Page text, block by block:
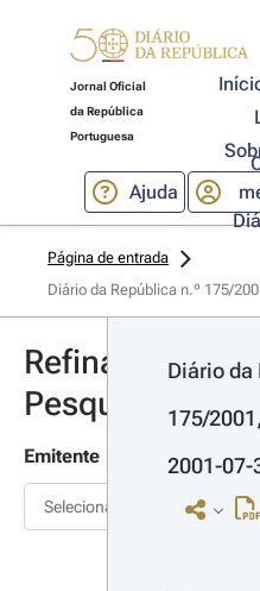
Jornal Oficial
da República
Portuguesa
Ajuda
Página de entrada
Diário da República n.º 175/
Refinar
Pesquisa
Emitente
Selecionar
Diário da
175/
2001-07-